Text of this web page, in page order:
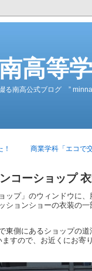
高等
る南高公式ブログ ”
商業学科「エコで
コーショップ 衣
ップ」のウィンドウに
ションショーの衣装の一
東側にあるショップの
すので、お近くにお寄